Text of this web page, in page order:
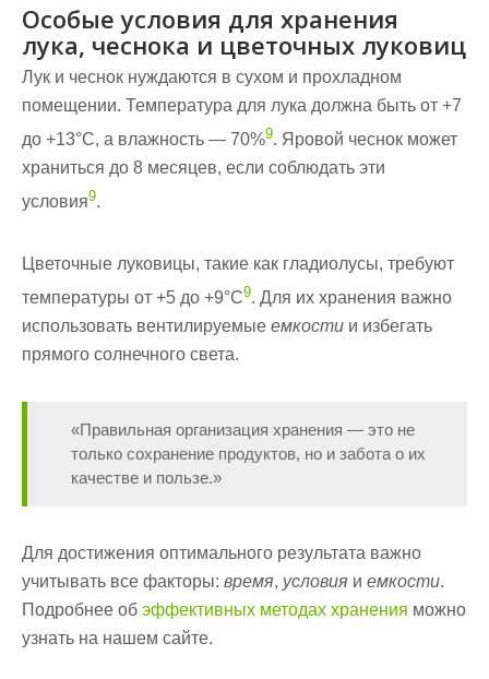
Особые условия для хранения
лука, чеснока и цветочных луковиц
Лук и чеснок нуждаются в сухом и прохладном
помещении. Температура для лука должна быть от +7
до +13°C, а влажность — 70%9. Яровой чеснок может
храниться до 8 месяцев, если соблюдать эти
условия9.
Цветочные луковицы, такие как гладиолусы, требуют
температуры от +5 до +9°C9. Для их хранения важно
использовать вентилируемые емкости и избегать
прямого солнечного света.
«Правильная организация хранения — это не
только сохранение продуктов, но и забота о их
качестве и пользе.»
Для достижения оптимального результата важно
учитывать все факторы: время, условия и емкости.
Подробнее об эффективных методах хранения можно
узнать на нашем сайте.